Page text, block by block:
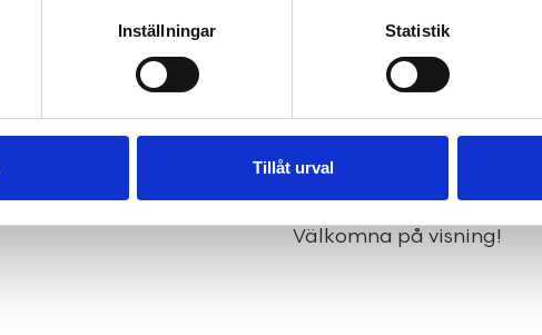
Inställningar Statistik
Tillåt urval
Du överraskas av
sovrum, ett rymligt
I källaren finns
förrådsutrymmen, ett
samt ett nyrenoverat
Till huset finns ett
Välkomna på visning!